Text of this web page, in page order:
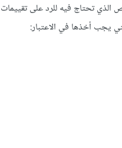
يجب أخذها في الاعتبار: